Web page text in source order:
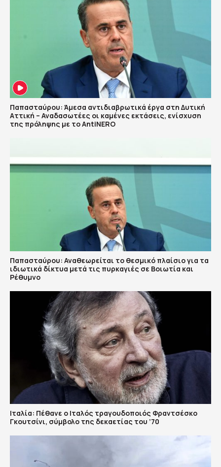
Παπασταύρου: Άμεσα αντιδιαβρωτικά έργα στη Δυτική
Αττική – Αναδασωτέες οι καμένες εκτάσεις, ενίσχυση
της πρόληψης με το AntiNERO
Παπασταύρου: Αναθεωρείται το θεσμικό πλαίσιο για τα
ιδιωτικά δίκτυα μετά τις πυρκαγιές σε Βοιωτία και
Ρέθυμνο
Ιταλία: Πέθανε ο Ιταλός τραγουδοποιός Φραντσέσκο
Γκουτσίνι, σύμβολο της δεκαετίας του ’70